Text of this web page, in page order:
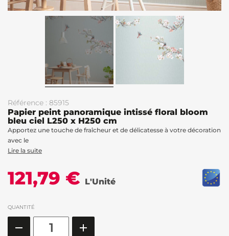
Référence : 85915
Papier peint panoramique intissé floral bloom
bleu ciel L250 x H250 cm
Apportez une touche de fraîcheur et de délicatesse à votre décoration
avec le
Lire la suite
121,79 € L'Unité
QUANTITÉ